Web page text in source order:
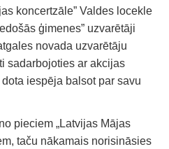
koncertzāle” Valdes locekle
ģimenes” uzvarētāji
novada uzvarētāju
sadarbojoties ar akcijas
iespēja balsot par savu
pieciem „Latvijas Mājas
taču nākamais norisināsies